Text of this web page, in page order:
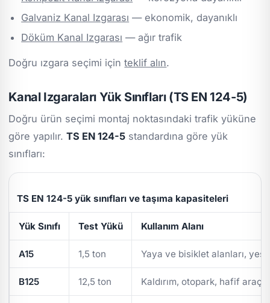
Galvaniz Kanal Izgarası — ekonomik, dayanıklı
Döküm Kanal Izgarası — ağır trafik
Doğru ızgara seçimi içinteklif alın.
Kanal Izgaraları Yük Sınıfları (TS EN 124-5)
Doğru ürün seçimi montaj noktasındaki trafik yüküne
göre yapılır.TS EN 124-5 standardına göre yük
sınıfları:
TS EN 124-5 yük sınıfları ve taşıma kapasiteleri
Yük Sınıfı Test Yükü Kullanım Alanı
A15 1,5 ton Yaya ve bisiklet alanları,
B125 12,5 ton Kaldırım, otopark, hafif araç